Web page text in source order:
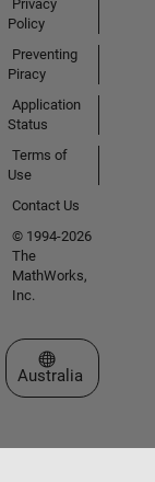
Privacy
Policy
Preventing
Piracy
Application
Status
Terms of
Use
Contact Us
© 1994-2026
The
MathWorks,
Inc.
Select a Web Site
Australia